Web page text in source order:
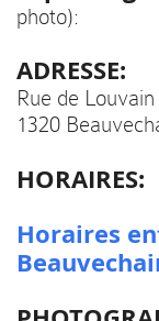
photo):
ADRESSE:
Rue de
1320
HORAIRES:
Horaires